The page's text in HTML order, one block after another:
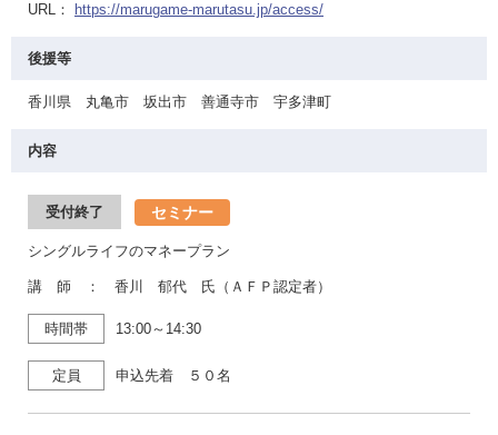
URL：
https://marugame-marutasu.jp/access/
後援等
香川県 丸亀市 坂出市 善通寺市 宇多津町
内容
受付終了 セミナー
シングルライフのマネープラン
講 師 ： 香川 郁代 氏（ＡＦＰ認定者）
時間帯 13:00～14:30
定員 申込先着 ５０名